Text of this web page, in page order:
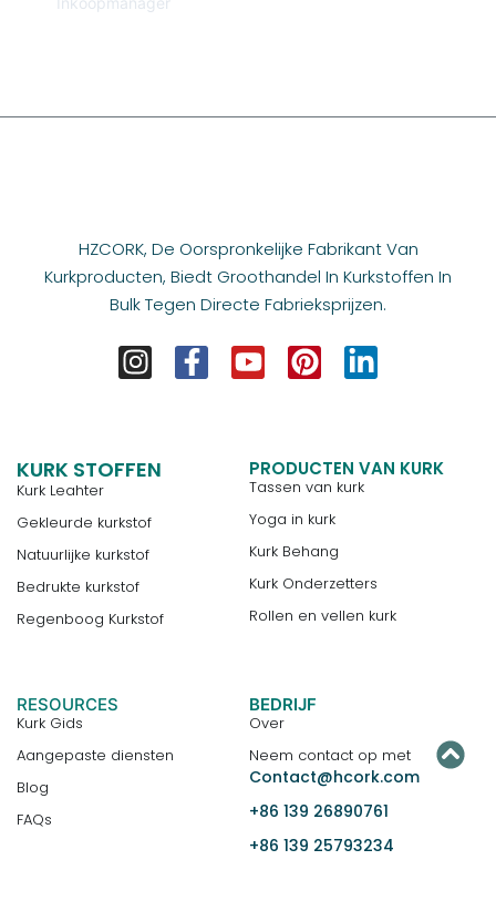
HZCORK, De Oorspronkelijke Fabrikant Van
Kurkproducten, Biedt Groothandel In Kurkstoffen In
Bulk Tegen Directe Fabrieksprijzen.
KURK STOFFEN
Kurk Leahter
Gekleurde kurkstof
Natuurlijke kurkstof
Bedrukte kurkstof
Regenboog Kurkstof
PRODUCTEN VAN KURK
Tassen van kurk
Yoga in kurk
Kurk Behang
Kurk Onderzetters
Rollen en vellen kurk
RESOURCES
Kurk Gids
Aangepaste diensten
Blog
FAQs
BEDRIJF
Over
Neem contact op met
Contact@hcork.com
+86 139 26890761
+86 139 25793234